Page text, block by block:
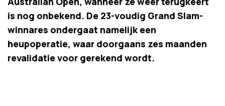
is nog onbekend. De 23-voudig Grand Slam-
winnares ondergaat namelijk een
heupoperatie, waar doorgaans zes maanden
revalidatie voor gerekend wordt.